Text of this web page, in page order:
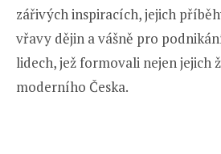
zářivých inspiracích, jejich
vřavy dějin a vášně pro
lidech, jež formovali nejen jejich
moderního Česka.